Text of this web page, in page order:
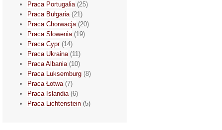
Praca Portugalia(25)
Praca Bułgaria(21)
Praca Chorwacja(20)
Praca Słowenia(19)
Praca Cypr(14)
Praca Ukraina(11)
Praca Albania(10)
Praca Luksemburg (8)
Praca Łotwa(7)
Praca Islandia(6)
Praca Lichtenstein (5)